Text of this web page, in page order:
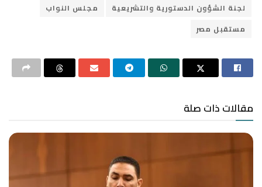
لجنة الشؤون الدستورية والتشريعية
مجلس النواب
مستقبل مصر
مقالات ذات صلة